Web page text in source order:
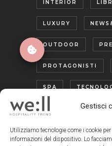
Gestisci
Utilizziamo tecnologie come i cookie
informazioni del dispositivo. Lo
INTERIOR LIBRI
LUXURY
OUTDOOR
PROTAGONISTI
SPA
TURISMO
WELLNESS